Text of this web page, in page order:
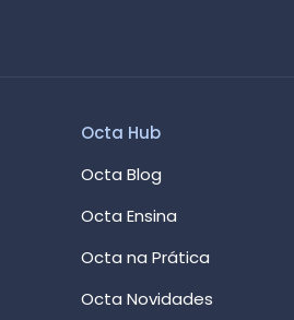
Octa Hub
Octa Blog
Octa Ensina
Octa na Prática
Octa Novidades